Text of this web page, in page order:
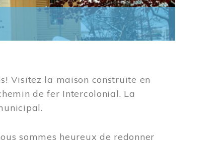
Visitez la maison construite en
de fer Intercolonial. La
sommes heureux de redonner